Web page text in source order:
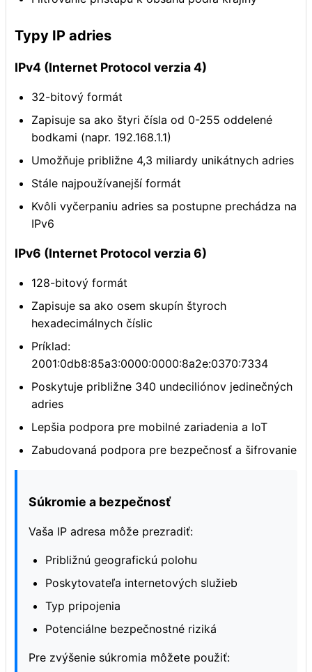
Typy IP adries
IPv4 (Internet Protocol verzia 4)
32-bitový formát
Zapisuje sa ako štyri čísla od 0-255 oddelené
bodkami (napr. 192.168.1.1)
Umožňuje približne 4,3 miliardy unikátnych adries
Stále najpoužívanejší formát
Kvôli vyčerpaniu adries sa postupne prechádza na
IPv6
IPv6 (Internet Protocol verzia 6)
128-bitový formát
Zapisuje sa ako osem skupín štyroch
hexadecimálnych číslic
Príklad:
2001:0db8:85a3:0000:0000:8a2e:0370:7334
Poskytuje približne 340 undeciliónov jedinečných
adries
Lepšia podpora pre mobilné zariadenia a IoT
Zabudovaná podpora pre bezpečnosť a šifrovanie
Súkromie a bezpečnosť
Vaša IP adresa môže prezradiť:
Približnú geografickú polohu
Poskytovateľa internetových služieb
Typ pripojenia
Potenciálne bezpečnostné riziká
Pre zvýšenie súkromia môžete použiť: